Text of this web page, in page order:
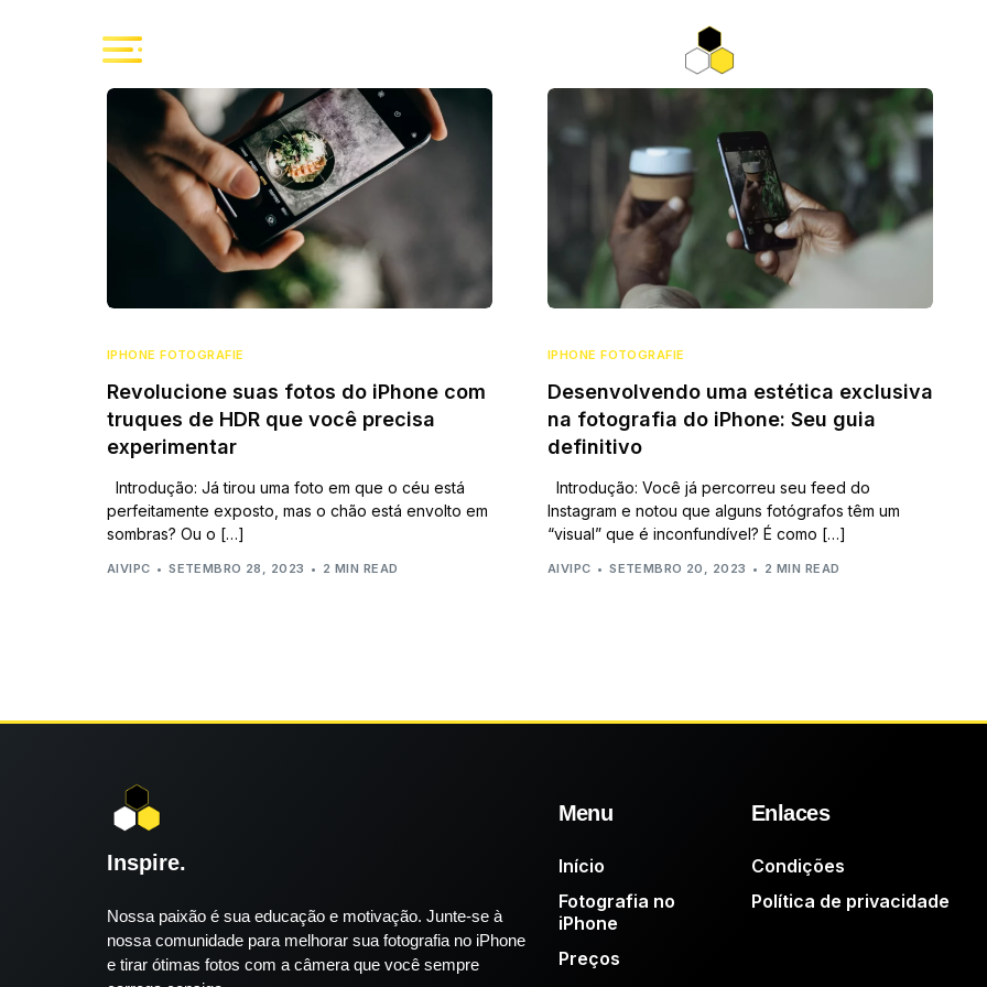
IPHONE FOTOGRAFIE
Revolucione suas fotos do iPhone com
truques de HDR que você precisa
experimentar
Introdução: Já tirou uma foto em que o céu está
perfeitamente exposto, mas o chão está envolto em
sombras? Ou o […]
AIVIPC SETEMBRO 28, 2023 2 MIN READ
IPHONE FOTOGRAFIE
Desenvolvendo uma estética exclusiva
na fotografia do iPhone: Seu guia
definitivo
Introdução: Você já percorreu seu feed do
Instagram e notou que alguns fotógrafos têm um
“visual” que é inconfundível? É como […]
AIVIPC SETEMBRO 20, 2023 2 MIN READ
Inspire.
Nossa paixão é sua educação e motivação. Junte-se à
nossa comunidade para melhorar sua fotografia no iPhone
e tirar ótimas fotos com a câmera que você sempre
Menu
Início
Fotografia no
iPhone
Preços
Enlaces
Condições
Política de privacidade